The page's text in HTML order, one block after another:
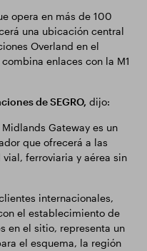
opera en más de 100
una ubicación central
Overland en el
enlaces con la M1
de SEGRO, dijo:
Midlands Gateway es un
que ofrecerá a las
ferroviaria y aérea sin
internacionales,
el establecimiento de
en el sitio, representa un
el esquema, la región